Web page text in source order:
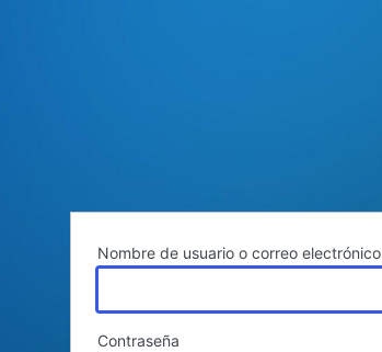
Nombre de usuario o correo electrónico
Contraseña